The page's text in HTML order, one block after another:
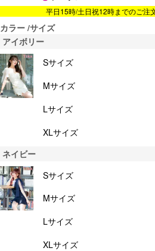
平日15時/土日祝12時までのご注
カラー サイズ
アイボリー
Sサイズ
Mサイズ
Lサイズ
XLサイズ
ネイビー
Sサイズ
Mサイズ
Lサイズ
XLサイズ